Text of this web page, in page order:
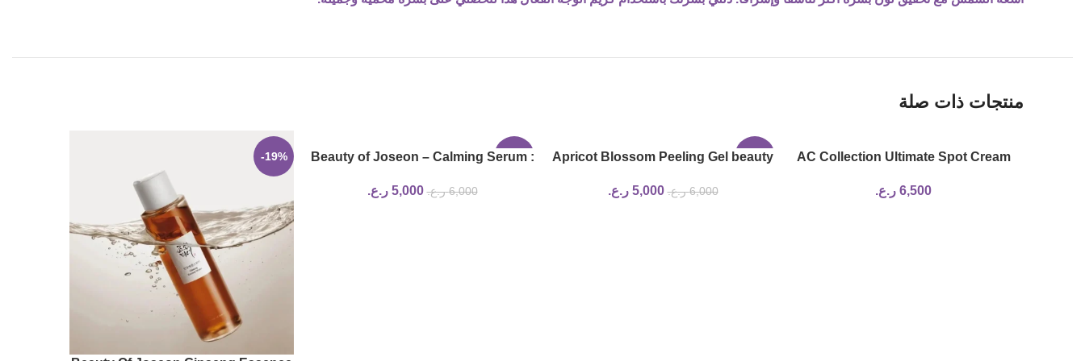
منتجات ذات صلة
AC Collection Ultimate Spot Cream
6,500 ر.ع.
-17%
Apricot Blossom Peeling Gel beauty
6,000 ر.ع. 5,000 ر.ع.
-17%
Beauty of Joseon – Calming Serum :
6,000 ر.ع. 5,000 ر.ع.
-19%